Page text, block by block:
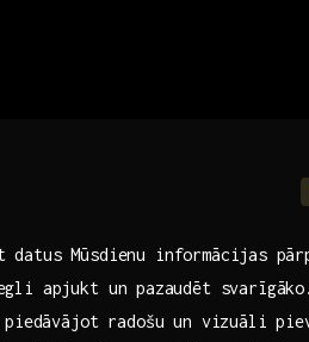
datus Mūsdienu‌ informācijas
apjukt un ⁤pazaudēt
radošu un vizuāli